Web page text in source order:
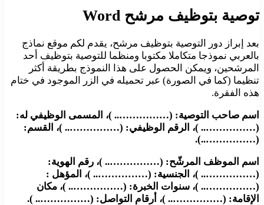
توصية بتوظيف مرشح Word
بعد إبراز دور التوصية بتوظيف مرشح، يقدم لكم موقع نماذج
بالعربي نموذجا متكاملا مكتوبا ومنظما للتوصية بتوظيف أحد
المرشحين، ويمكن الحصول على هذا النموذج بطريقة أكثر
تنظيما (كما في الصورة) عبر تحميله في الزر الموجود في ختام
هذه الفقرة.
اسم صاحب التوصية: (…………….. )، المسمى الوظيفي له:
(…………….. )، الرقم الوظيفي: (…………….. )، القسم:
(……………..).
اسم الموظف المرشّح: (…………….. )، رقم الهوية:
(…………….. )، الجنسية: (…………….. )، المؤهل :
(…………….. )، سنوات الخبرة: (…………….. )، مكان
الإقامة: (…………….. )، أرقام التواصل: (…………….. ).